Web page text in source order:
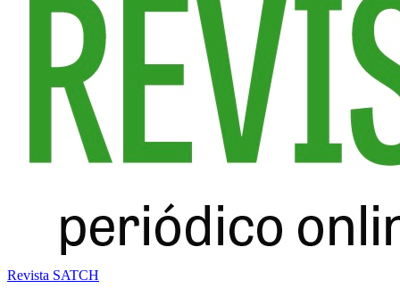
Revista SATCH